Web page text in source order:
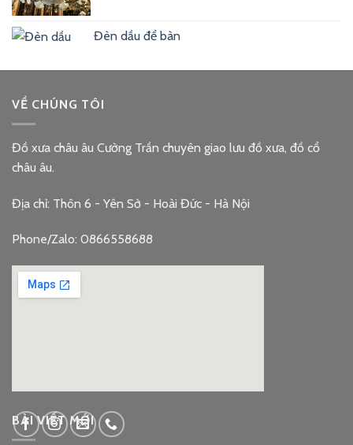
Đèn dầu để bàn
VỀ CHÚNG TÔI
Đồ xưa châu âu Cường Trần chuyên giao lưu đồ xưa, đồ cổ
châu âu.
Địa chỉ: Thôn 6 - Yên Sở - Hoài Đức - Hà Nội
Phone/Zalo: 0866558688
BÀI VIẾT MỚI